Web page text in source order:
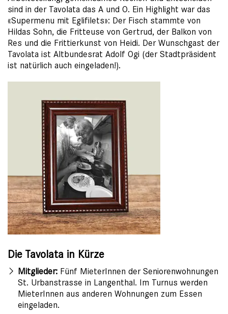
sind in der Tavolata das A und O. Ein Highlight war das
«Supermenu mit Eglifilets»: Der Fisch stammte von
Hildas Sohn, die Fritteuse von Gertrud, der Balkon von
Res und die Frittierkunst von Heidi. Der Wunschgast der
Tavolata ist Altbundesrat Adolf Ogi (der Stadtpräsident
ist natürlich auch eingeladen!).
Die Tavolata in Kürze
Mitglieder: Fünf MieterInnen der Seniorenwohnungen
St. Urbanstrasse in Langenthal. Im Turnus werden
MieterInnen aus anderen Wohnungen zum Essen
eingeladen.